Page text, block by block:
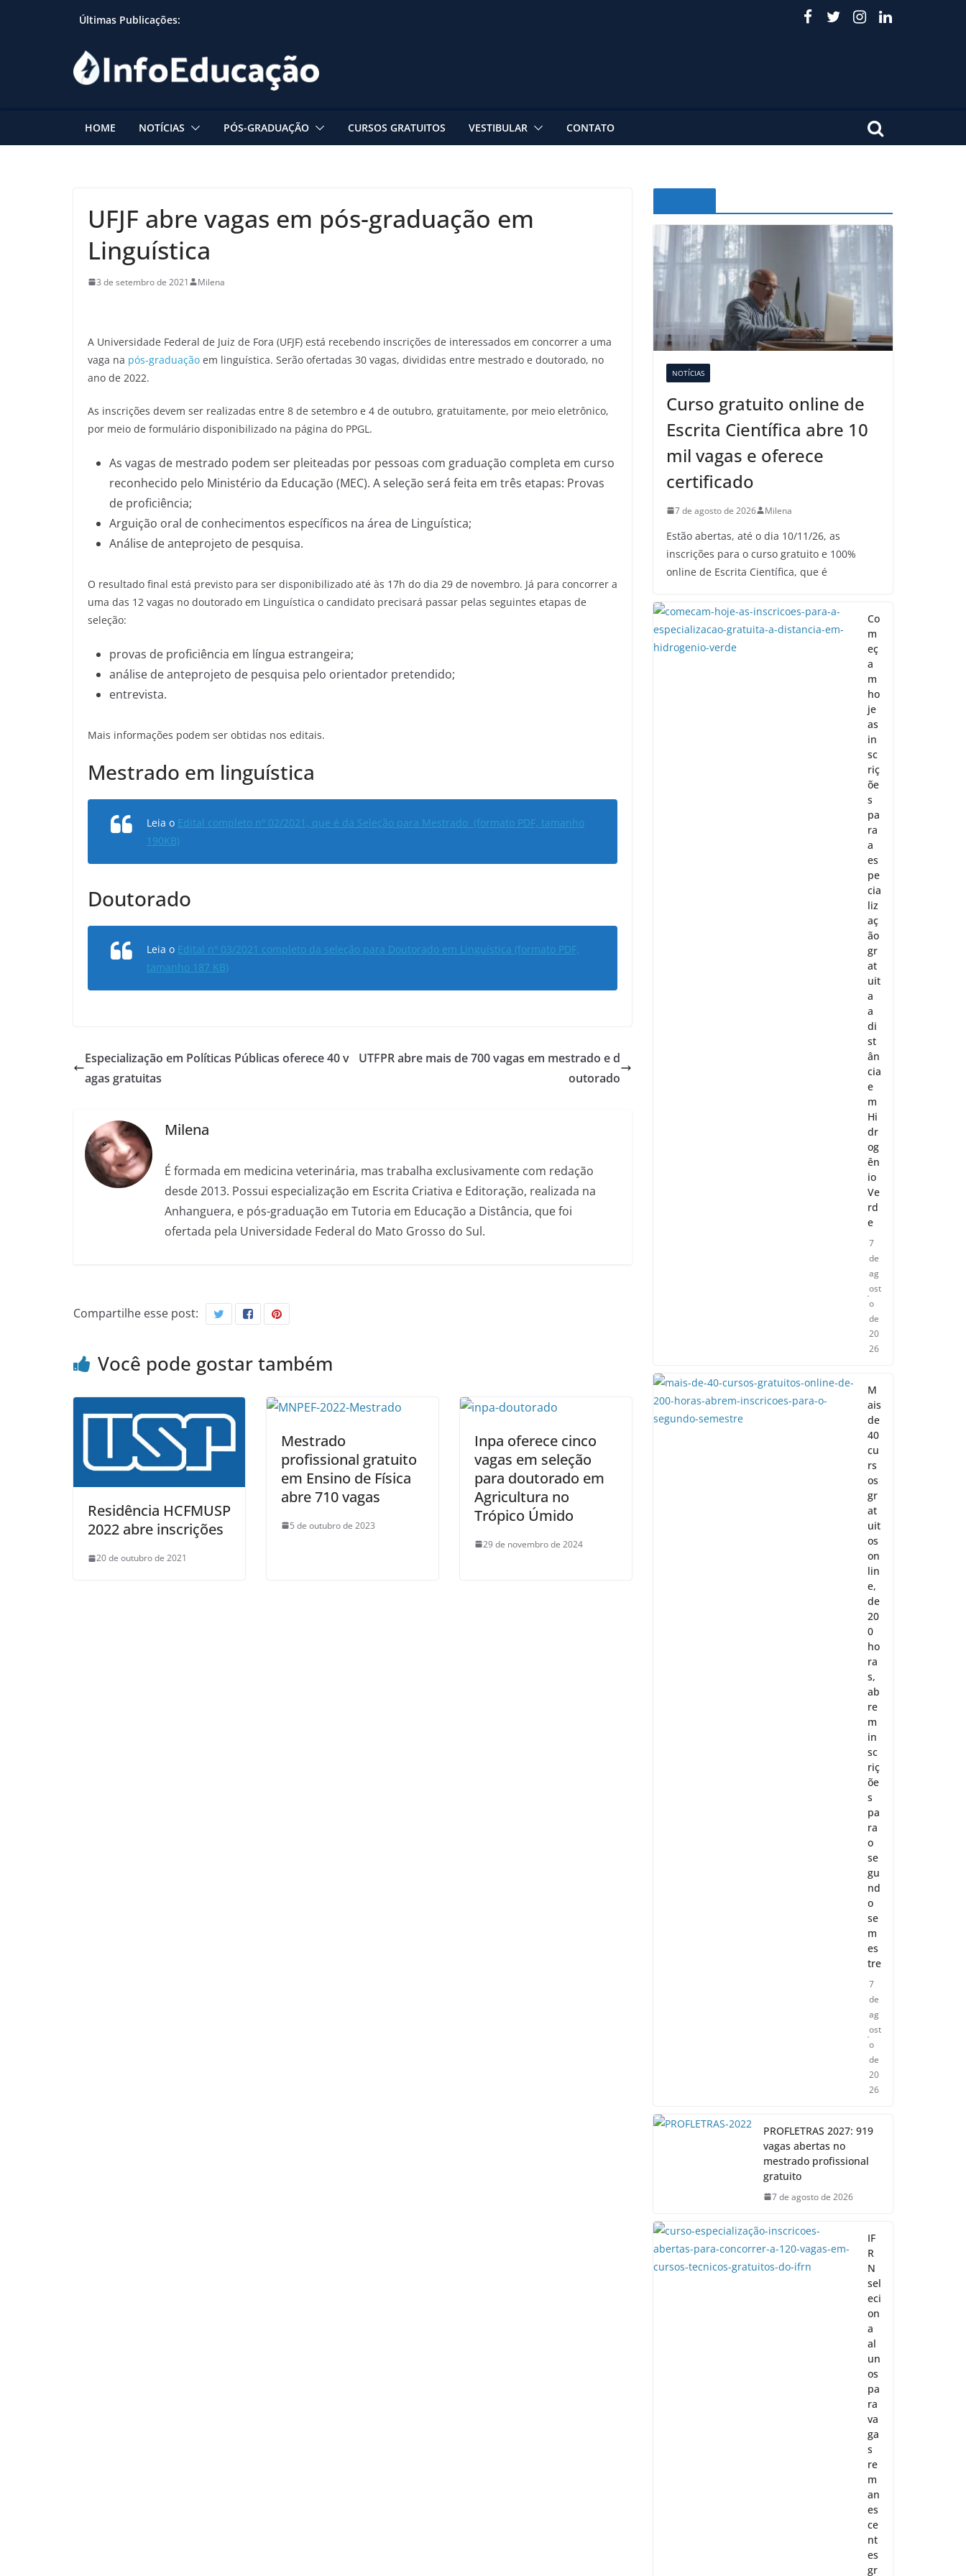
Últimas Publicações:
HOME NOTÍCIAS PÓS-GRADUAÇÃO CURSOS GRATUITOS VESTIBULAR CONTATO
UFJF abre vagas em pós-graduação em
Linguística
3 de setembro de 2021 Milena
A Universidade Federal de Juiz de Fora (UFJF) está recebendo inscrições de interessados em concorrer a uma
vaga na pós-graduação em linguística. Serão ofertadas 30 vagas, divididas entre mestrado e doutorado, no
ano de 2022.
As inscrições devem ser realizadas entre 8 de setembro e 4 de outubro, gratuitamente, por meio eletrônico,
por meio de formulário disponibilizado na página do PPGL.
As vagas de mestrado podem ser pleiteadas por pessoas com graduação completa em curso
reconhecido pelo Ministério da Educação (MEC). A seleção será feita em três etapas: Provas
de proficiência;
Arguição oral de conhecimentos específicos na área de Linguística;
Análise de anteprojeto de pesquisa.
O resultado final está previsto para ser disponibilizado até às 17h do dia 29 de novembro. Já para concorrer a
uma das 12 vagas no doutorado em Linguística o candidato precisará passar pelas seguintes etapas de
seleção:
provas de proficiência em língua estrangeira;
análise de anteprojeto de pesquisa pelo orientador pretendido;
entrevista.
Mais informações podem ser obtidas nos editais.
Mestrado em linguística
Leia o Edital completo nº 02/2021, que é da Seleção para Mestrado (formato PDF, tamanho
190KB)
Doutorado
Leia o Edital nº 03/2021 completo da seleção para Doutorado em Linguística (formato PDF,
tamanho 187 KB)
Especialização em Políticas Públicas oferece 40 v
agas gratuitas
UTFPR abre mais de 700 vagas em mestrado e d
outorado
Milena
É formada em medicina veterinária, mas trabalha exclusivamente com redação
desde 2013. Possui especialização em Escrita Criativa e Editoração, realizada na
Anhanguera, e pós-graduação em Tutoria em Educação a Distância, que foi
ofertada pela Universidade Federal do Mato Grosso do Sul.
Compartilhe esse post:
Você pode gostar também
Residência HCFMUSP
2022 abre inscrições
20 de outubro de 2021
Mestrado
profissional gratuito
em Ensino de Física
abre 710 vagas
5 de outubro de 2023
Inpa oferece cinco
vagas em seleção
para doutorado em
Agricultura no
Trópico Úmido
29 de novembro de 2024
NOTÍCIAS
Curso gratuito online de
Escrita Científica abre 10
mil vagas e oferece
certificado
7 de agosto de 2026 Milena
Estão abertas, até o dia 10/11/26, as
inscrições para o curso gratuito e 100%
online de Escrita Científica, que é
Co
m
eç
a
m
ho
je
as
in
sc
riç
õe
s
pa
ra
a
es
pe
cia
liz
aç
ão
gr
at
uit
a
a
di
st
ân
cia
e
m
Hi
dr
og
ên
io
Ve
rd
e
7
de
ag
ost
o
de
20
26
M
ais
de
40
cu
rs
os
gr
at
uit
os
on
lin
e,
de
20
0
ho
ra
s,
ab
re
m
in
sc
riç
õe
s
pa
ra
o
se
gu
nd
o
se
m
es
tre
7
de
ag
ost
o
de
20
26
PROFLETRAS 2027: 919
vagas abertas no
mestrado profissional
gratuito
7 de agosto de 2026
IF
R
N
sel
eci
on
a
al
un
os
pa
ra
va
ga
s
re
m
an
es
ce
nt
es
gr